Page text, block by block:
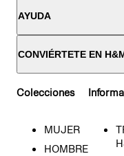
AYUDA
CONVIÉRTETE EN
Colecciones
MUJER
HOMBRE